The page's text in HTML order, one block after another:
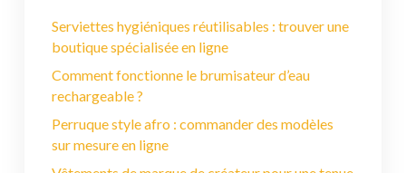
Serviettes hygiéniques réutilisables : trouver une
boutique spécialisée en ligne
Comment fonctionne le brumisateur d’eau
rechargeable ?
Perruque style afro : commander des modèles
sur mesure en ligne